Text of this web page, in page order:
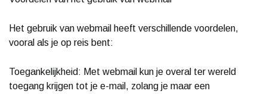
Het gebruik van webmail heeft verschillende voordelen,
vooral als je op reis bent:
Toegankelijkheid: Met webmail kun je overal ter wereld
toegang krijgen tot je e-mail, zolang je maar een